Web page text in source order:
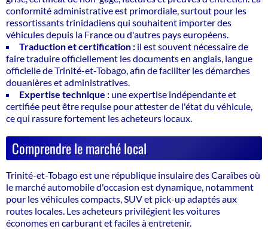
conformité administrative est primordiale , surtout pour les
ressortissants trinidadiens qui souhaitent importer des
véhicules depuis la France ou d'autres pays européens.
Traduction et certification : il est souvent nécessaire de
faire traduire officiellement les documents en anglais, langue
officielle de Trinité-et-Tobago, afin de faciliter les démarches
douanières et administratives.
Expertise technique : une expertise indépendante et
certifiée peut être requise pour attester de l'état du véhicule,
ce qui rassure fortement les acheteurs locaux.
Comprendre le marché local
Trinité-et-Tobago est une république insulaire des Caraïbes où
le marché automobile d'occasion est dynamique, notamment
pour les véhicules compacts, SUV et pick-up adaptés aux
routes locales. Les acheteurs privilégient les voitures
économes en carburant et faciles à entretenir.